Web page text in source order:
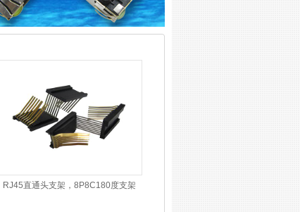
RJ45直通头支架，8P8C180度支架